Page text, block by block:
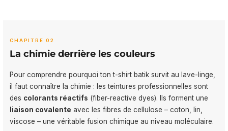
CHAPITRE 02
La chimie derrière les couleurs
Pour comprendre pourquoi ton t-shirt batik survit au lave-linge,
il faut connaître la chimie : les teintures professionnelles sont
des colorants réactifs (fiber-reactive dyes). Ils forment une
liaison covalente avec les fibres de cellulose – coton, lin,
viscose – une véritable fusion chimique au niveau moléculaire.